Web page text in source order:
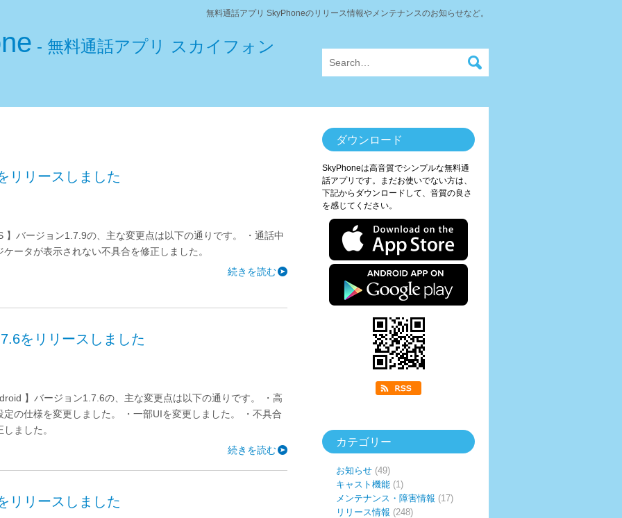
無料通話アプリ SkyPhoneのリリース情報やメンテナンスのお知らせなど。
- 無料通話アプリ スカイフォン
リリースしました
】バージョン1.7.9の、主な変更点は以下の通りです。 ・通話中
ケータが表示されない不具合を修正しました。
続きを読む
をリリースしました
】バージョン1.7.6の、主な変更点は以下の通りです。 ・高
定の仕様を変更しました。 ・一部UIを変更しました。 ・不具合
しました。
続きを読む
リリースしました
ダウンロード
SkyPhoneは高音質でシンプルな無料通
話アプリです。まだお使いでない方は、
下記からダウンロードして、音質の良さ
を感じてください。
カテゴリー
お知らせ (49)
キャスト機能 (1)
メンテナンス・障害情報 (17)
リリース情報 (248)